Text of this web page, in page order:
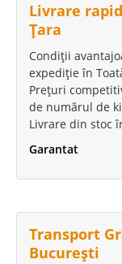
Livrare
Țara
Condiții
expediție în
Prețuri
de numărul de
Livrare din stoc
Garantat
Transport
București